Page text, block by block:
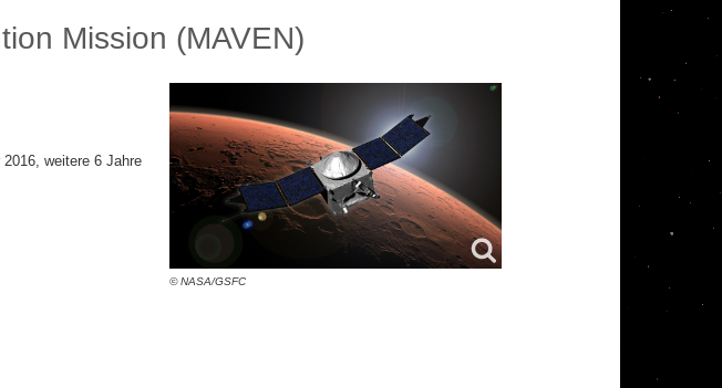
Mission (MAVEN)
© NASA/GSFC
weitere 6 Jahre